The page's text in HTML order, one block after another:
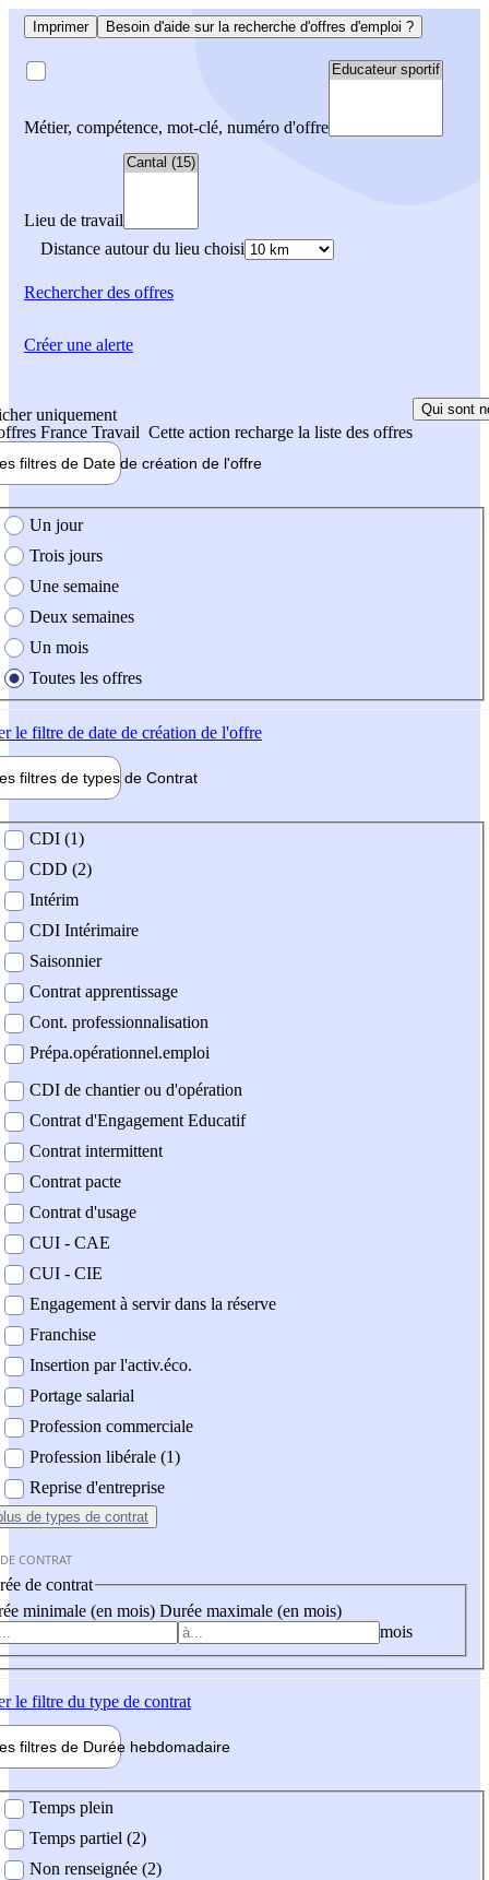
Imprimer Besoin d'aide sur la recherche d'offres d'emploi ?
Métier, compétence, mot-clé, numéro d'offre
Lieu de travail
Distance autour du lieu choisi
Rechercherdes offres
uniquement
France Travail Cette action recharge la liste des offres
Qui sont
filtres de Date de création de l'offre
création de l'offre
Un jour
Trois jours
Une semaine
Deux semaines
Un mois
Toutes les offres
le filtre de date de création de l'offre
filtres de types de Contrat
contrat
CDI (1)
CDD (2)
Intérim
CDI Intérimaire
Saisonnier
Contrat apprentissage
Cont. professionnalisation
Prépa.opérationnel.emploi
CDI de chantier ou d'opération
Contrat d'Engagement Educatif
Contrat intermittent
Contrat pacte
Contrat d'usage
CUI - CAE
CUI - CIE
Engagement à servir dans la réserve
Franchise
Insertion par l'activ.éco.
Portage salarial
Profession commerciale
Profession libérale (1)
Reprise d'entreprise
de types de contrat
CONTRAT
de contrat
minimale (en mois) Durée maximale (en mois)
mois
le filtre du type de contrat
filtres de Durée hebdomadaire
Temps plein
Temps partiel (2)
Non renseignée (2)
Créer une alerte